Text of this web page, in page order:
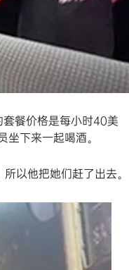
餐价格是每小时40美
下来一起喝酒。
以他把她们赶了出去。